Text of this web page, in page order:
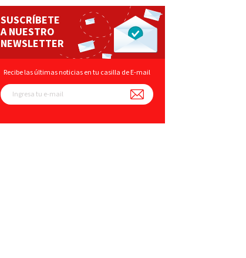
SUSCRÍBETE
A NUESTRO
NEWSLETTER
Recibe las últimas noticias en tu casilla de E-mail